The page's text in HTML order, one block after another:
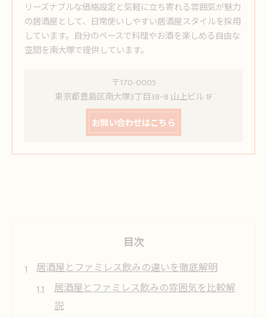
リーズナブルな価格設定と気軽に立ち寄れる雰囲気が魅力
の居酒屋として、日常使いしやすい居酒屋スタイルを採用
しています。自分のペースで料理やお酒を楽しめる自由な
空間を南大塚で提供しています。
〒170-0005
東京都豊島区南大塚3丁目38−8 山上ビル 1F
お問い合わせはこちら
目次
居酒屋とファミレス飲みの違いを徹底解明
居酒屋とファミレス飲みの雰囲気を比較解
説